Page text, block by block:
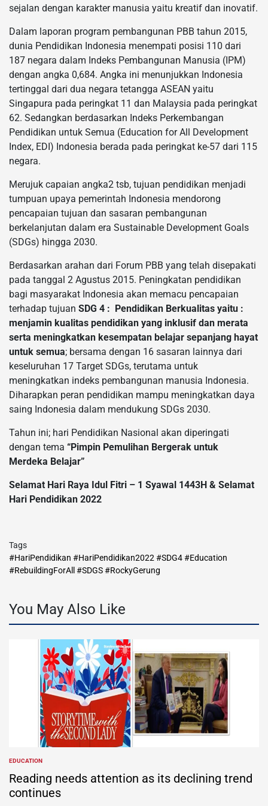
sejalan dengan karakter manusia yaitu kreatif dan inovatif.
Dalam laporan program pembangunan PBB tahun 2015,
dunia Pendidikan Indonesia menempati posisi 110 dari
187 negara dalam Indeks Pembangunan Manusia (IPM)
dengan angka 0,684. Angka ini menunjukkan Indonesia
tertinggal dari dua negara tetangga ASEAN yaitu
Singapura pada peringkat 11 dan Malaysia pada peringkat
62. Sedangkan berdasarkan Indeks Perkembangan
Pendidikan untuk Semua (Education for All Development
Index, EDI) Indonesia berada pada peringkat ke-57 dari 115
negara.
Merujuk capaian angka2 tsb, tujuan pendidikan menjadi
tumpuan upaya pemerintah Indonesia mendorong
pencapaian tujuan dan sasaran pembangunan
berkelanjutan dalam era Sustainable Development Goals
(SDGs) hingga 2030.
Berdasarkan arahan dari Forum PBB yang telah disepakati
pada tanggal 2 Agustus 2015. Peningkatan pendidikan
bagi masyarakat Indonesia akan memacu pencapaian
terhadap tujuan SDG 4 : Pendidikan Berkualitas yaitu :
menjamin kualitas pendidikan yang inklusif dan merata
serta meningkatkan kesempatan belajar sepanjang hayat
untuk semua; bersama dengan 16 sasaran lainnya dari
keseluruhan 17 Target SDGs, terutama untuk
meningkatkan indeks pembangunan manusia Indonesia.
Diharapkan peran pendidikan mampu meningkatkan daya
saing Indonesia dalam mendukung SDGs 2030.
Tahun ini; hari Pendidikan Nasional akan diperingati
dengan tema “Pimpin Pemulihan Bergerak untuk
Merdeka Belajar”
Selamat Hari Raya Idul Fitri – 1 Syawal 1443H & Selamat
Hari Pendidikan 2022
Tags
#HariPendidikan #HariPendidikan2022 #SDG4 #Education
#RebuildingForAll #SDGS #RockyGerung
You May Also Like
POSTED
IN
EDUCATION
Reading needs attention as its declining trend
continues